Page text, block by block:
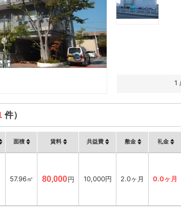
1
件）
面積 賃料 共益費 敷金 礼金
57.96㎡ 80,000円 10,000円 2.0ヶ月 0.0ヶ月